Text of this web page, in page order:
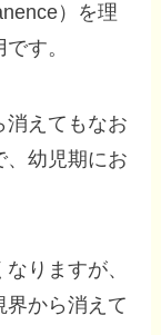
）を理
す。
消えてもなお
、幼児期にお
りますが、
界から消えて